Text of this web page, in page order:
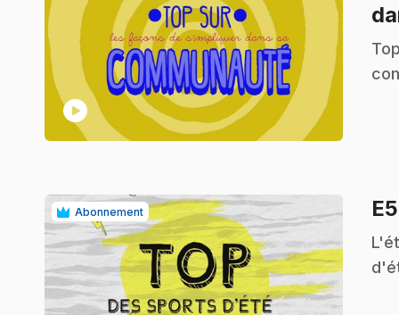
play_circle
.
Abonnement E5
.